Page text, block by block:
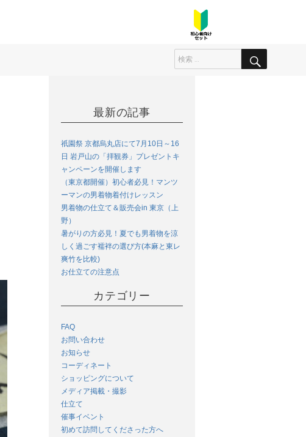
最新の記事
祇園祭 京都烏丸店にて7月10日～16
日 岩戸山の「拝観券」プレゼントキ
ャンペーンを開催します
（東京都開催）初心者必見！マンツ
ーマンの男着物着付けレッスン
男着物の仕立て＆販売会in 東京（上
野）
暑がりの方必見！夏でも男着物を涼
しく過ごす襦袢の選び方(本麻と東レ
爽竹を比較)
お仕立ての注意点
カテゴリー
FAQ
お問い合わせ
お知らせ
コーディネート
ショッピングについて
メディア掲載・撮影
仕立て
催事イベント
初めて訪問してくださった方へ